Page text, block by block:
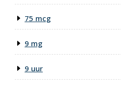
75 mcg
9 mg
9 uur